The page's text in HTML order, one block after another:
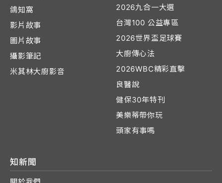
鴿知窩
影片故事
圖片故事
攝影筆記
米其林大廚影音
2026九合一大選
台灣100 公益專區
2026世界盃足球賽
大廚傳心法
2026WBC精彩直擊
良醫說
健保30年特刊
美樂蒂帶你玩
頭家有事嗎
知新聞